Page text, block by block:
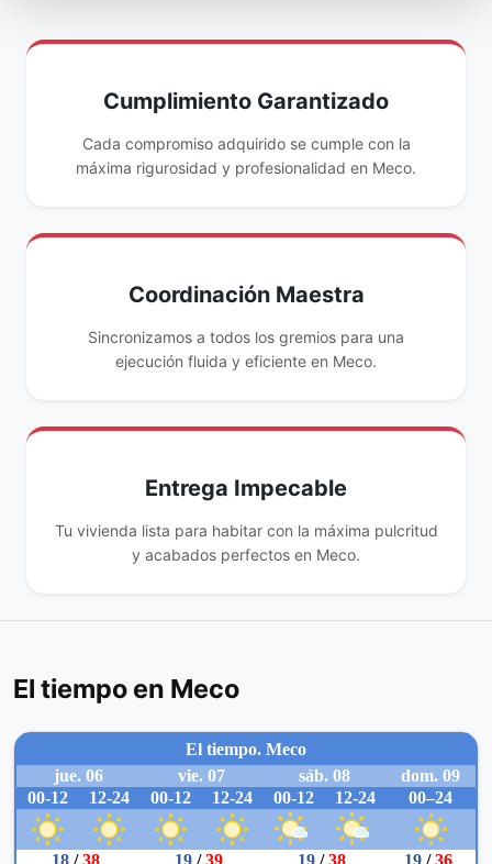
Cumplimiento Garantizado
Cada compromiso adquirido se cumple con la
máxima rigurosidad y profesionalidad en Meco.
Coordinación Maestra
Sincronizamos a todos los gremios para una
ejecución fluida y eficiente en Meco.
Entrega Impecable
Tu vivienda lista para habitar con la máxima pulcritud
y acabados perfectos en Meco.
El tiempo en Meco